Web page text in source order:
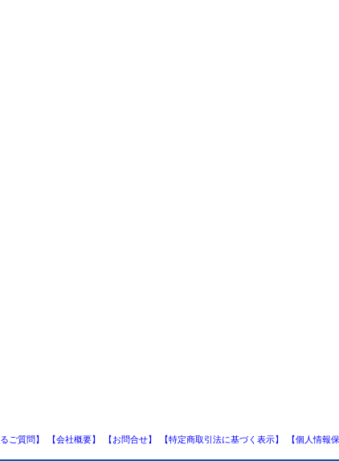
ご質問】 【会社概要】 【お問合せ】 【特定商取引法に基づく表示】 【個人情報